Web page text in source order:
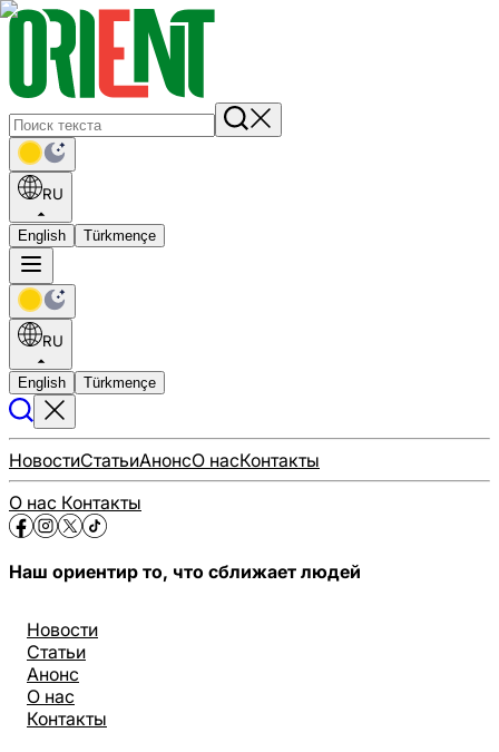
RU
English Türkmençe
RU
English Türkmençe
НовостиСтатьиАнонсО насКонтакты
О нас Контакты
Наш ориентир то, что сближает людей
Новости
Статьи
Анонс
О нас
Контакты